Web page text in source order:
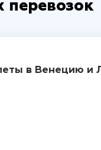
перевозок
в Венецию и